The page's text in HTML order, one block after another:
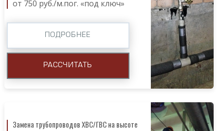
от 750 руб./м.пог. «под ключ»
ПОДРОБНЕЕ
РАССЧИТАТЬ
Замена трубопроводов ХВС/ГВС на высоте